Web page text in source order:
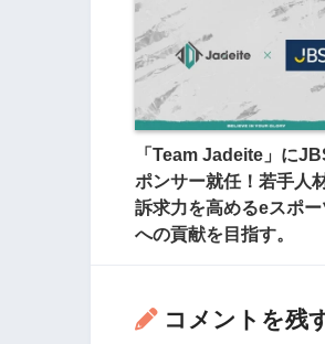
「Team Jadeite」に
ポンサー就任！若手人
訴求力を高めるeスポ
への貢献を目指す。
コメントを残